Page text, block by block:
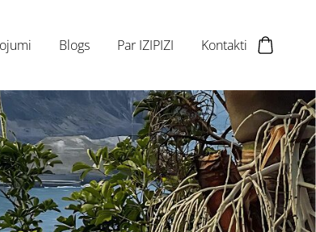
Blogs Par IZIPIZI Kontakti